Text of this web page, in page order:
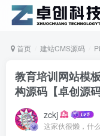
首页 建站CMS源码
教育培训网站模
构源码【卓创源码
zckj
这家伙很懒，什么